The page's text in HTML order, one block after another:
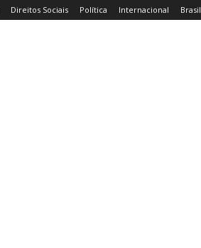
Direitos Sociais Política Internacional Brasil